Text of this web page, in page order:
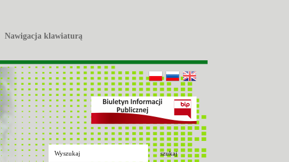
Nawigacja klawiaturą
szukaj